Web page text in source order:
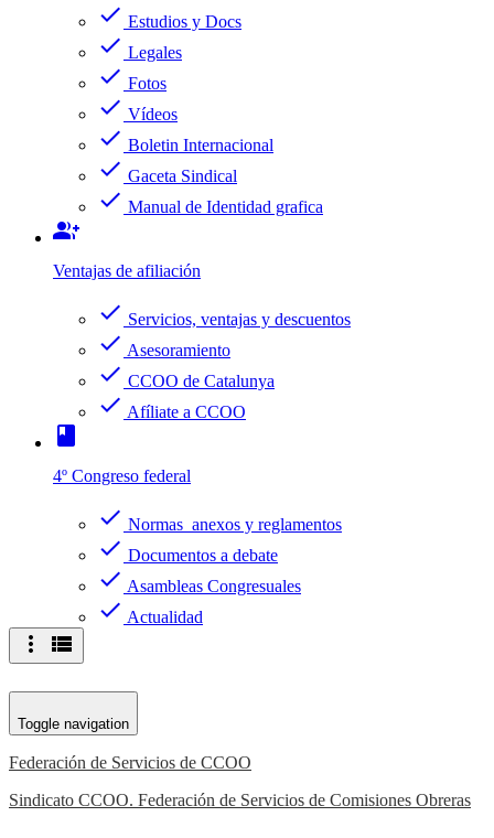
check Estudios y Docs
check Legales
check Fotos
check Vídeos
check Boletin Internacional
check Gaceta Sindical
check Manual de Identidad grafica
group_add
Ventajas de afiliación
check Servicios, ventajas y descuentos
check Asesoramiento
check CCOO de Catalunya
check Afíliate a CCOO
book
4º Congreso federal
check Normas anexos y reglamentos
check Documentos a debate
check Asambleas Congresuales
check Actualidad
more_vert view_list
Toggle navigation
Federación de Servicios de CCOO
Sindicato CCOO. Federación de Servicios de Comisiones Obreras